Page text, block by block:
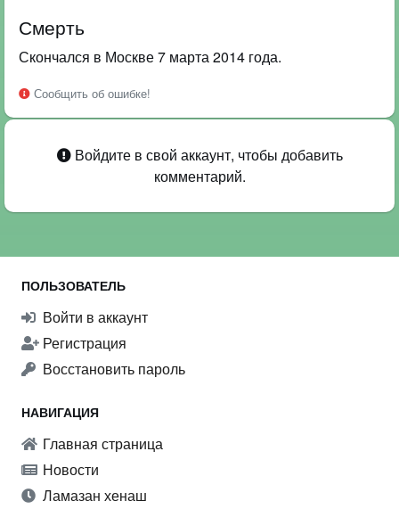
Смерть
Скончался в Москве 7 марта 2014 года.
Сообщить об ошибке!
Войдите в свой аккаунт, чтобы добавить
комментарий.
ПОЛЬЗОВАТЕЛЬ
Войти в аккаунт
Регистрация
Восстановить пароль
НАВИГАЦИЯ
Главная страница
Новости
Ламазан хенаш